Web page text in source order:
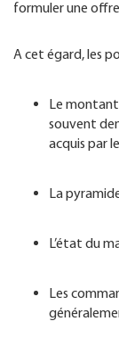
formuler une
A cet égard, les
Le montant
souvent
acquis par
La
L’état du
Les